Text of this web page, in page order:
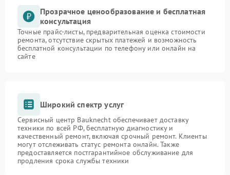
Прозрачное ценообразование и бесплатная
консультация
Точные прайс-листы, предварительная оценка стоимости
ремонта, отсутствие скрытых платежей и возможность
бесплатной консультации по телефону или онлайн на
сайте
Широкий спектр услуг
Сервисный центр Bauknecht обеспечивает доставку
техники по всей РФ, бесплатную диагностику и
качественный ремонт, включая срочный ремонт. Клиенты
могут отслеживать статус ремонта онлайн. Также
предоставляется постгарантийное обслуживание для
продления срока службы техники